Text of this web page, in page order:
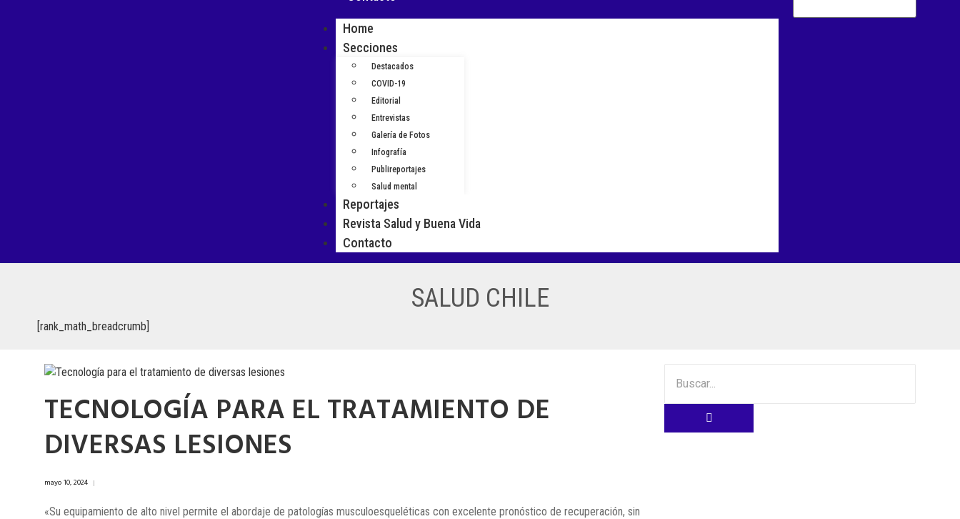
Home
Secciones
Destacados
COVID-19
Editorial
Entrevistas
Galería de Fotos
Infografía
Publireportajes
Salud mental
Reportajes
Revista Salud y Buena Vida
Contacto
SALUD CHILE
[rank_math_breadcrumb]
TECNOLOGÍA PARA EL TRATAMIENTO DE
DIVERSAS LESIONES
mayo 10, 2024 |
«Su equipamiento de alto nivel permite el abordaje de patologías musculoesqueléticas con excelente pronóstico de recuperación, sin